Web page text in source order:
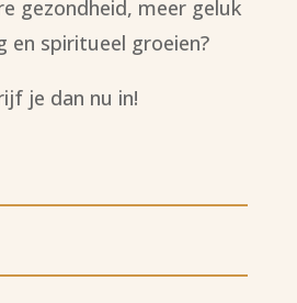
gezondheid, meer geluk
en spiritueel groeien?
je dan nu in!